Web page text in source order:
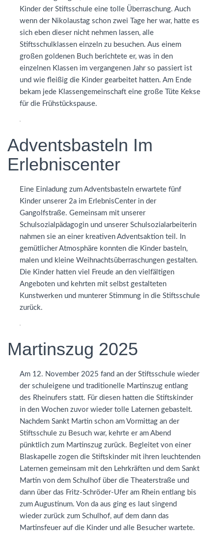
Kinder der Stiftsschule eine tolle Überraschung. Auch
wenn der Nikolaustag schon zwei Tage her war, hatte es
sich eben dieser nicht nehmen lassen, alle
Stiftsschulklassen einzeln zu besuchen. Aus einem
großen goldenen Buch berichtete er, was in den
einzelnen Klassen im vergangenen Jahr so passiert ist
und wie fleißig die Kinder gearbeitet hatten. Am Ende
bekam jede Klassengemeinschaft eine große Tüte Kekse
für die Frühstückspause.
Adventsbasteln Im
Erlebniscenter
Eine Einladung zum Adventsbasteln erwartete fünf
Kinder unserer 2a im ErlebnisCenter in der
Gangolfstraße. Gemeinsam mit unserer
Schulsozialpädagogin und unserer Schulsozialarbeiterin
nahmen sie an einer kreativen Adventsaktion teil. In
gemütlicher Atmosphäre konnten die Kinder basteln,
malen und kleine Weihnachtsüberraschungen gestalten.
Die Kinder hatten viel Freude an den vielfältigen
Angeboten und kehrten mit selbst gestalteten
Kunstwerken und munterer Stimmung in die Stiftsschule
zurück.
Martinszug 2025
Am 12. November 2025 fand an der Stiftsschule wieder
der schuleigene und traditionelle Martinszug entlang
des Rheinufers statt. Für diesen hatten die Stiftskinder
in den Wochen zuvor wieder tolle Laternen gebastelt.
Nachdem Sankt Martin schon am Vormittag an der
Stiftsschule zu Besuch war, kehrte er am Abend
pünktlich zum Martinszug zurück. Begleitet von einer
Blaskapelle zogen die Stiftskinder mit ihren leuchtenden
Laternen gemeinsam mit den Lehrkräften und dem Sankt
Martin von dem Schulhof über die Theaterstraße und
dann über das Fritz-Schröder-Ufer am Rhein entlang bis
zum Augustinum. Von da aus ging es laut singend
wieder zurück zum Schulhof, auf dem dann das
Martinsfeuer auf die Kinder und alle Besucher wartete.